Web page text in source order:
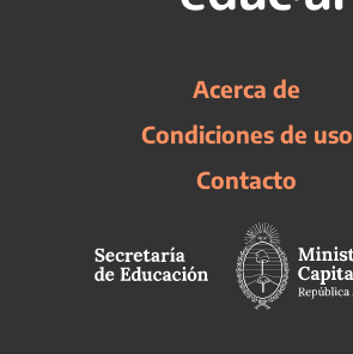
Acerca de
Condiciones de uso
Contacto